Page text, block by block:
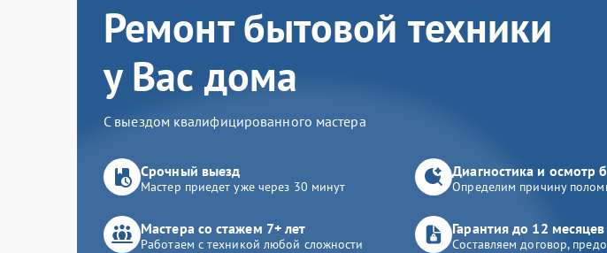
Ремонт бытовой техники
у Вас дома
С выездом квалифицированного мастера
Срочный выезд
Мастер приедет уже через 30 минут
Диагностика и осмотр
Определим причину
Мастера со стажем 7+ лет
Работаем с техникой любой сложности
Гарантия до 12 месяцев
Составляем договор,